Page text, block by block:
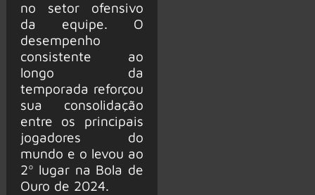
no setor ofensivo
da equipe. O
desempenho
consistente ao
longo da
temporada reforçou
sua consolidação
entre os principais
jogadores do
mundo e o levou ao
2º lugar na Bola de
Ouro de 2024.